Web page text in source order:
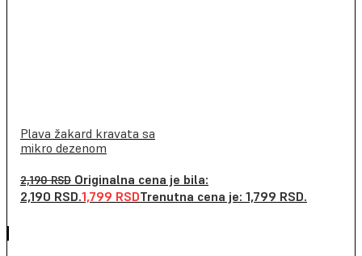
Plava žakard kravata sa
mikro dezenom
2,190RSD Originalna cena je bila:
2,190 RSD.1,799 RSDTrenutna cena je: 1,799 RSD.